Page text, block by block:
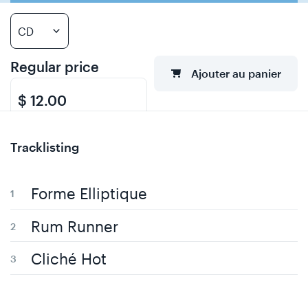
Regular price
$ 12.00
Ajouter au panier
Tracklisting
Forme Elliptique
Rum Runner
Cliché Hot